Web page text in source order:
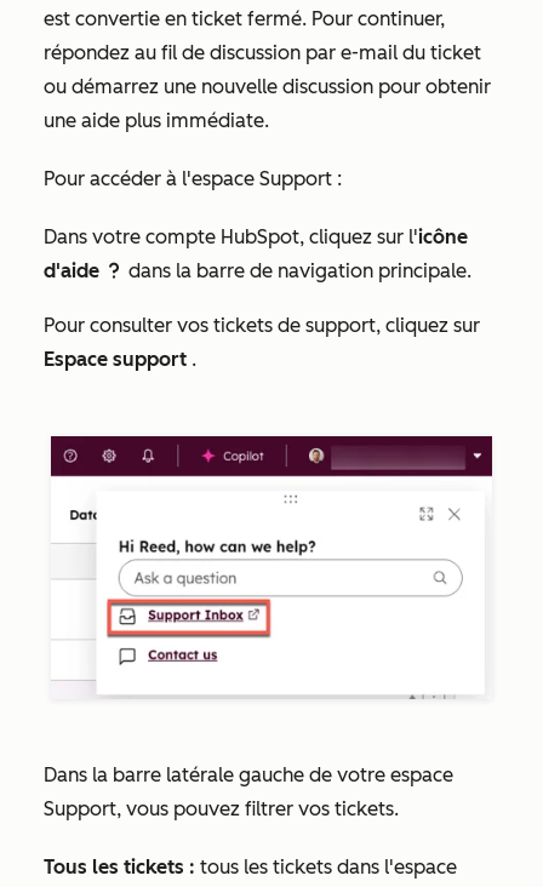
est convertie en ticket fermé. Pour continuer,
répondez au fil de discussion par e-mail du ticket
ou démarrez une nouvelle discussion pour obtenir
une aide plus immédiate.
Pour accéder à l'espace Support :
Dans votre compte HubSpot, cliquez sur l'icône
d'aide question dans la barre de navigation principale.
Pour consulter vos tickets de support, cliquez sur
Espace support .
Dans la barre latérale gauche de votre espace
Support, vous pouvez filtrer vos tickets.
Tous les tickets : tous les tickets dans l'espace